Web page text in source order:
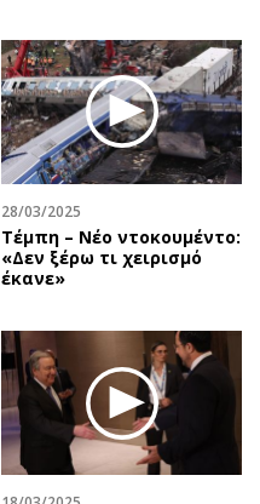
28/03/2025
Τέμπη – Νέο ντοκουμέντο:
«Δεν ξέρω τι χειρισμό
έκανε»